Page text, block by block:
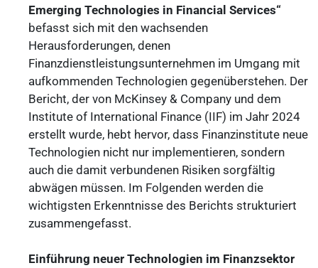
Emerging Technologies in Financial Services“
befasst sich mit den wachsenden
Herausforderungen, denen
Finanzdienstleistungsunternehmen im Umgang mit
aufkommenden Technologien gegenüberstehen. Der
Bericht, der von McKinsey & Company und dem
Institute of International Finance (IIF) im Jahr 2024
erstellt wurde, hebt hervor, dass Finanzinstitute neue
Technologien nicht nur implementieren, sondern
auch die damit verbundenen Risiken sorgfältig
abwägen müssen. Im Folgenden werden die
wichtigsten Erkenntnisse des Berichts strukturiert
zusammengefasst.
Einführung neuer Technologien im Finanzsektor